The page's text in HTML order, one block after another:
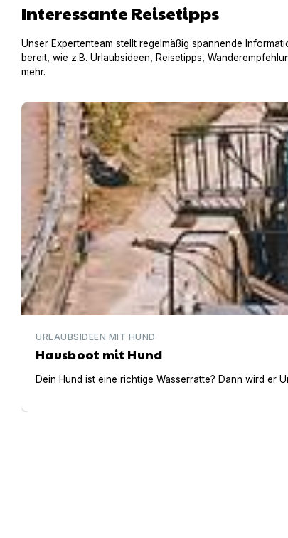
Interessante Reisetipps
Unser Expertenteam stellt regelmäßig spannende
bereit, wie z.B. Urlaubsideen, Reisetipps,
mehr.
Hausboot mit Hund
URLAUBSIDEEN MIT HUND
Hausboot mit Hund
Dein Hund ist eine richtige Wasserratte? Dann wird er